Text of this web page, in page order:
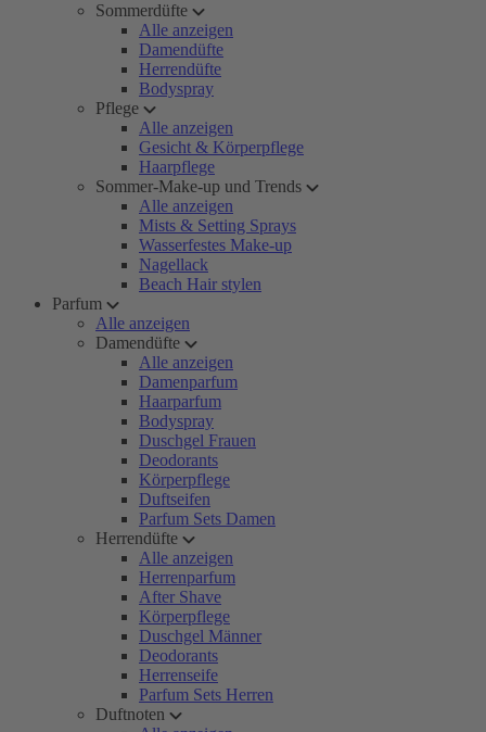
Sommerdüfte
Alle anzeigen
Damendüfte
Herrendüfte
Bodyspray
Pflege
Alle anzeigen
Gesicht & Körperpflege
Haarpflege
Sommer-Make-up und Trends
Alle anzeigen
Mists & Setting Sprays
Wasserfestes Make-up
Nagellack
Beach Hair stylen
Parfum
Alle anzeigen
Damendüfte
Alle anzeigen
Damenparfum
Haarparfum
Bodyspray
Duschgel Frauen
Deodorants
Körperpflege
Duftseifen
Parfum Sets Damen
Herrendüfte
Alle anzeigen
Herrenparfum
After Shave
Körperpflege
Duschgel Männer
Deodorants
Herrenseife
Parfum Sets Herren
Duftnoten